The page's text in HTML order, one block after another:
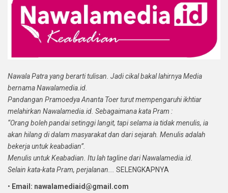
Nawala Patra yang berarti tulisan. Jadi cikal bakal lahirnya Media
bernama Nawalamedia.id.
Pandangan Pramoedya Ananta Toer turut mempengaruhi ikhtiar
melahirkan Nawalamedia.id. Sebagaimana kata Pram :
“Orang boleh pandai setinggi langit, tapi selama ia tidak menulis, ia
akan hilang di dalam masyarakat dan dari sejarah. Menulis adalah
bekerja untuk keabadian”.
Menulis untuk Keabadian. Itu lah tagline dari Nawalamedia.id.
Selain kata-kata Pram, perjalanan...
SELENGKAPNYA
• Email: nawalamediaid@gmail.com